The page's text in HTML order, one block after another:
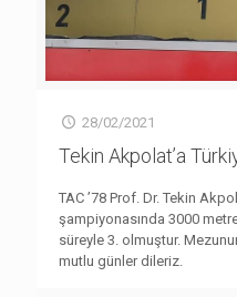
28/02/2021
Tekin Akpolat’a
TAC ’78 Prof. Dr. Tekin
şampiyonasında 3000
süreyle 3. olmuştur.
mutlu günler dileriz.